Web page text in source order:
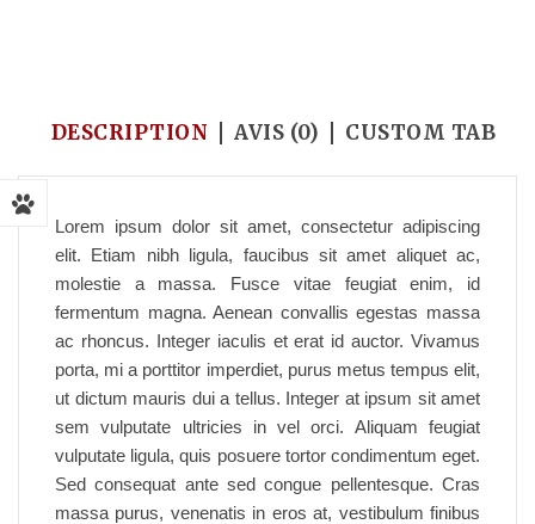
DESCRIPTION AVIS (0) CUSTOM TAB
Lorem ipsum dolor sit amet, consectetur adipiscing
elit. Etiam nibh ligula, faucibus sit amet aliquet ac,
molestie a massa. Fusce vitae feugiat enim, id
fermentum magna. Aenean convallis egestas massa
ac rhoncus. Integer iaculis et erat id auctor. Vivamus
porta, mi a porttitor imperdiet, purus metus tempus elit,
ut dictum mauris dui a tellus. Integer at ipsum sit amet
sem vulputate ultricies in vel orci. Aliquam feugiat
vulputate ligula, quis posuere tortor condimentum eget.
Sed consequat ante sed congue pellentesque. Cras
massa purus, venenatis in eros at, vestibulum finibus